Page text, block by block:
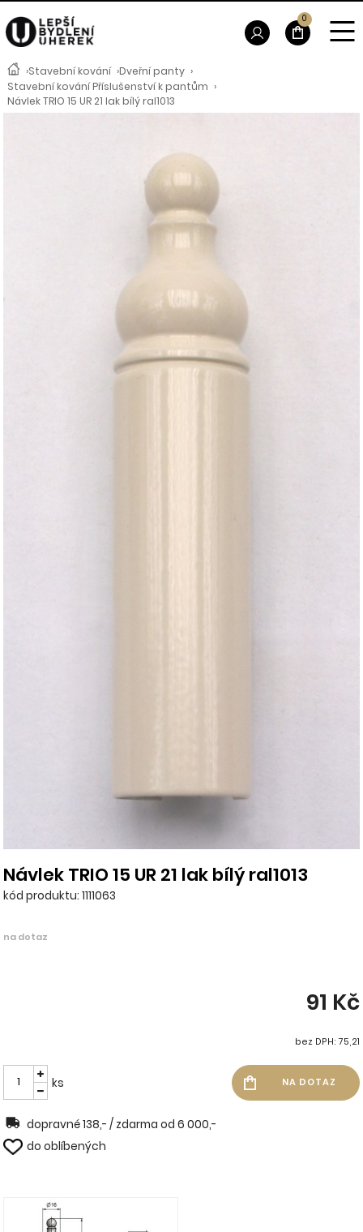
›Stavební kování ›Dveřní panty ›
Stavební kování Příslušenství k pantům ›
Návlek TRIO 15 UR 21 lak bílý ral1013
Návlek TRIO 15 UR 21 lak bílý ral1013
kód produktu: 1111063
na dotaz
91 Kč
bez DPH: 75,21
ks
dopravné 138,- / zdarma od 6 000,-
do oblíbených
0